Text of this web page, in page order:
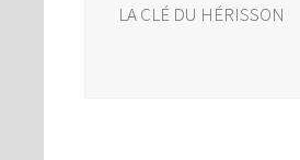
LA CLÉ DU HÉRISSON